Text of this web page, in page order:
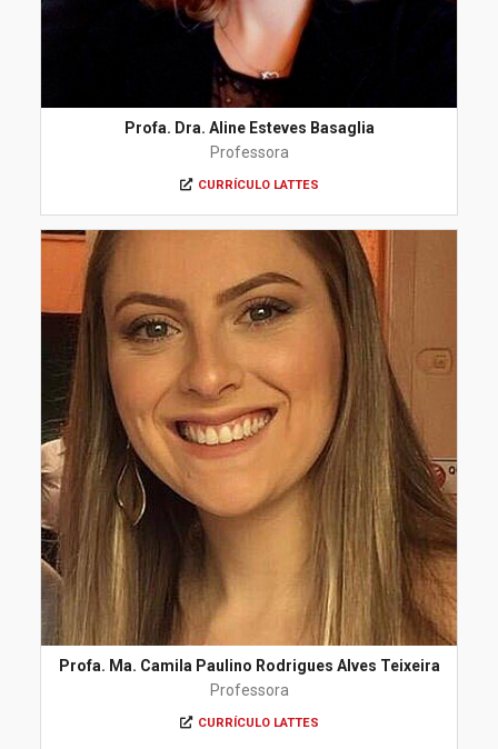
Profa. Dra. Aline Esteves Basaglia
Professora
CURRÍCULO LATTES
Profa. Ma. Camila Paulino Rodrigues Alves Teixeira
Professora
CURRÍCULO LATTES